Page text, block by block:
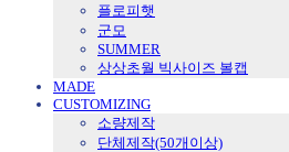
플로피햇
군모
SUMMER
상상초월 빅사이즈 볼캡
MADE
CUSTOMIZING
소량제작
단체제작(50개이상)